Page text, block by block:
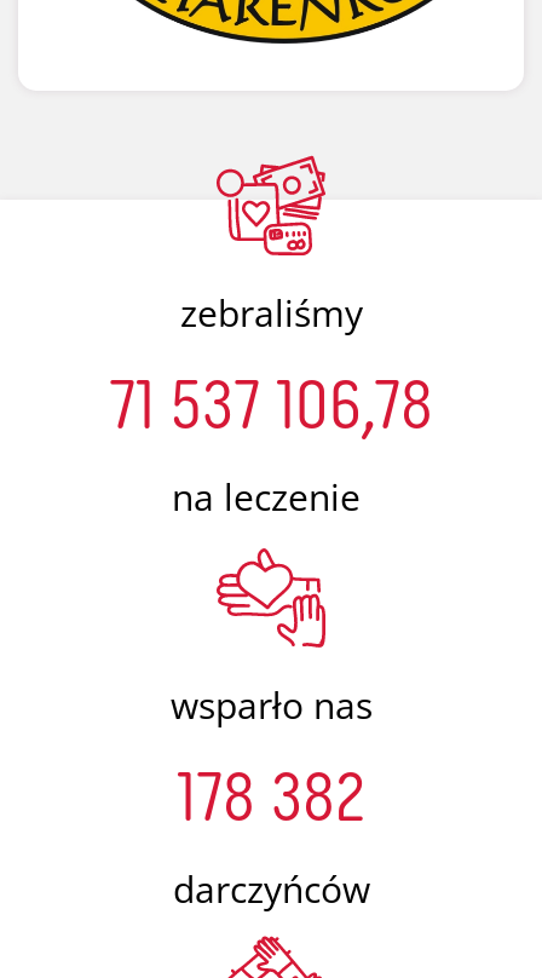
zebraliśmy
71 537 106,78
na leczenie
wsparło nas
178 382
darczyńców